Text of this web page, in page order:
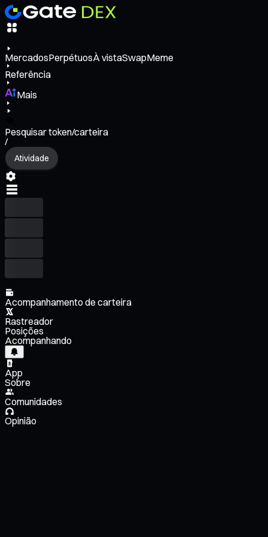
MercadosPerpétuosÀ vistaSwapMeme
Referência
Mais
Pesquisar token/carteira
/
Atividade
Acompanhamento de carteira
Rastreador
Posições
Acompanhando
App
Sobre
Comunidades
Opinião